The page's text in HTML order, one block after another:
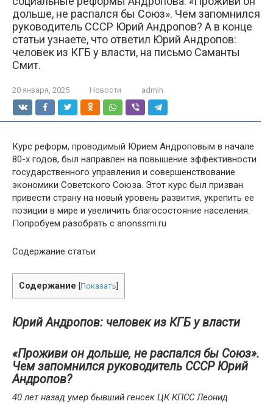
дольше, не распался бы Союз». Чем запомнился
руководитель СССР Юрий Андропов? А в конце
статьи узнаете, что ответил Юрий Андропов:
человек из КГБ у власти, на письмо Саманты
Смит.
20 января, 2025 Новости admin
Курс реформ, проводимый Юрием Андроповым в начале
80-х годов, был направлен на повышение эффективности
государственного управления и совершенствование
экономики Советского Союза. Этот курс был призван
привести страну на новый уровень развития, укрепить ее
позиции в мире и увеличить благосостояние населения.
Попробуем разобрать с anonssmi.ru
Содержание статьи
Содержание Показать
Юрий Андропов: человек из КГБ у власти
«Проживи он дольше, не распался бы Союз».
Чем запомнился руководитель СССР Юрий
Андропов?
40 лет назад умер бывший генсек ЦК КПСС Леонид